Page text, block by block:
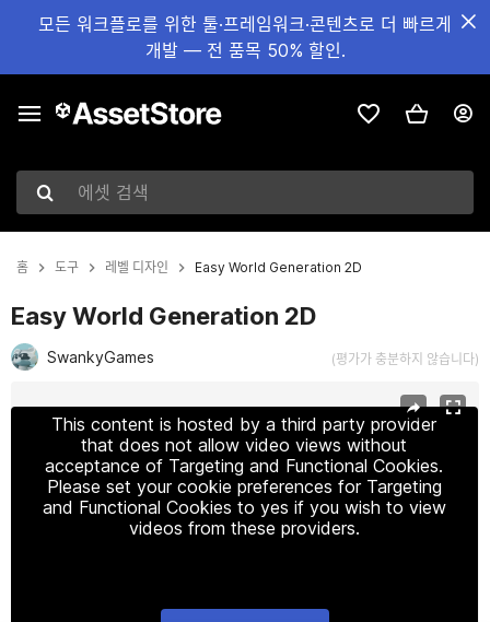
모든 워크플로를 위한 툴·프레임워크·콘텐츠로 더 빠르게
개발 — 전 품목 50% 할인.
에셋 검색
홈 도구 레벨 디자인 Easy World Generation 2D
Easy World Generation 2D
SwankyGames (평가가 충분하지 않습니다)
This content is hosted by a third party provider
that does not allow video views without
acceptance of Targeting and Functional Cookies.
Please set your cookie preferences for Targeting
and Functional Cookies to yes if you wish to view
videos from these providers.